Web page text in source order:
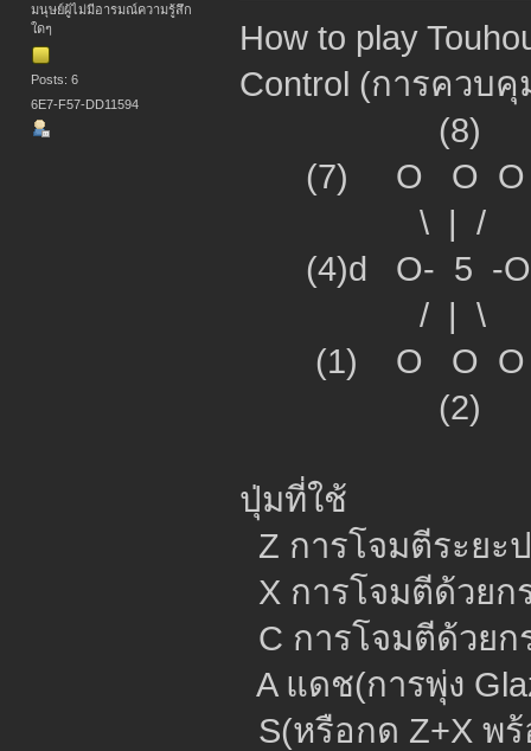
มนุษย์ผู้ไม่มีอารมณ์ความรู้สึก
ใดๆ
Posts: 6
6E7-F57-DD11594
How to play
Control (การควบคุ
(8)
(7) O O O
\ | /
(4)d O- 5 -O
/ | \
(1) O O O
(2)
ปุ่มที่ใช้
Z การโจมตีระ
X การโจม
C การโจม
A แดช(กา
S(หรือกด Z+X พ